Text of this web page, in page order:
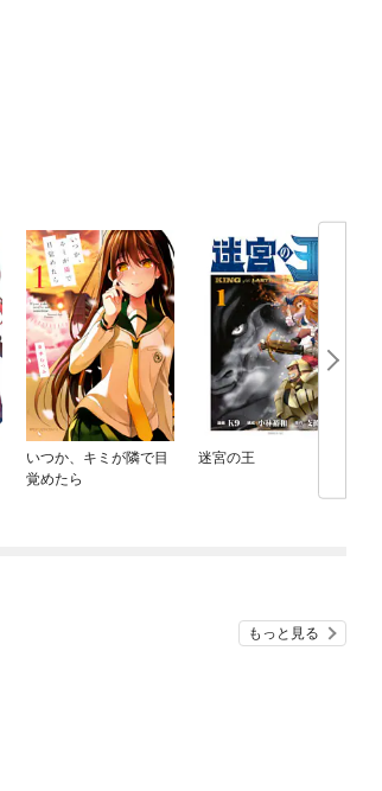
いつか、キミが隣で目
覚めたら
迷宮の王
もっと見る